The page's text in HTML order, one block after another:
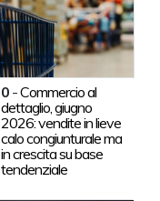
0 -Commercio al
dettaglio, giugno
2026: vendite in lieve
calo congiunturale ma
in crescita su base
tendenziale